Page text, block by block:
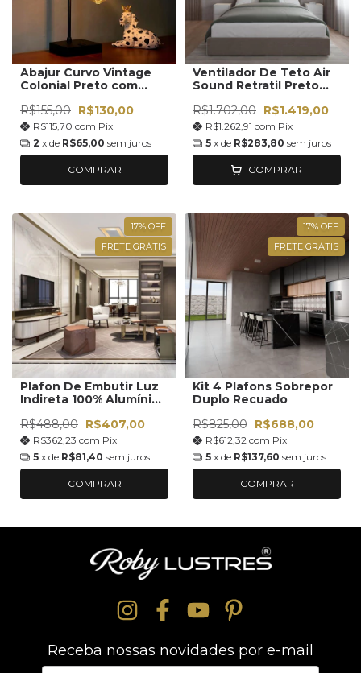
Abajur Curvo Vintage
Colonial Preto com
Bivolt
R$155,00 R$130,00
R$115,70 com Pix
2 x de R$65,00 sem juros
COMPRAR
Ventilador De Teto Air
Sound Retratil Preto
R$1.702,00 R$1.419,00
R$1.262,91 com Pix
5 x de R$283,80 sem juros
COMPRAR
17% OFF
FRETE GRÁTIS
Plafon De Embutir Luz
Indireta 100% Alumínio
110V/220V
R$488,00 R$407,00
R$362,23 com Pix
5 x de R$81,40 sem juros
COMPRAR
17% OFF
FRETE GRÁTIS
Kit 4 Plafons Sobrepor
Duplo Recuado
R$825,00 R$688,00
R$612,32 com Pix
5 x de R$137,60 sem juros
COMPRAR
Receba nossas novidades por e-mail